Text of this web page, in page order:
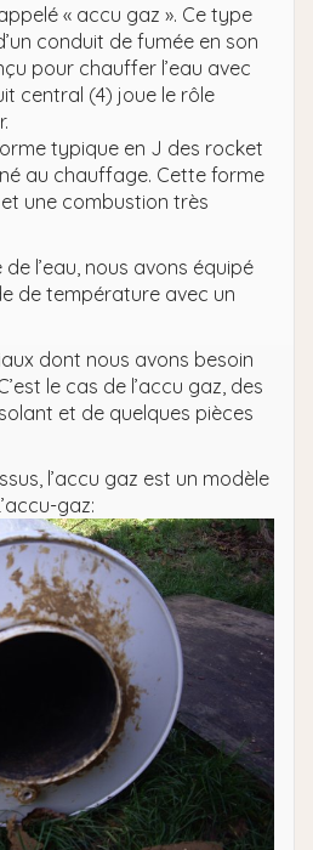
« accu gaz ». Ce type
conduit de fumée en son
pour chauffer l’eau avec
central (4) joue le rôle
typique en J des rocket
au chauffage. Cette forme
une combustion très
l’eau, nous avons équipé
de température avec un
dont nous avons besoin
le cas de l’accu gaz, des
et de quelques pièces
l’accu gaz est un modèle
gaz: